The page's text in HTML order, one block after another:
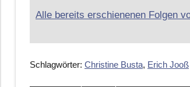
Alle bereits erschienenen Folgen
Schlagwörter: Christine Busta, Erich Jooß